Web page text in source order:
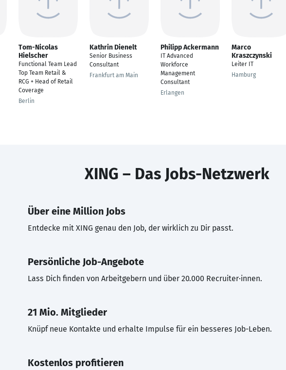
Tom-Nicolas
Hielscher
Functional Team Lead
Top Team Retail &
RCG + Head of Retail
Coverage
Berlin
Kathrin Dienelt
Senior Business
Consultant
Frankfurt am Main
Philipp Ackermann
IT Advanced
Workforce
Management
Consultant
Erlangen
Marco
Kraszczynski
Leiter IT
Hamburg
XING – Das Jobs-Netzwerk
Über eine Million Jobs
Entdecke mit XING genau den Job, der wirklich zu Dir passt.
Persönliche Job-Angebote
Lass Dich finden von Arbeitgebern und über 20.000 Recruiter·innen.
21 Mio. Mitglieder
Knüpf neue Kontakte und erhalte Impulse für ein besseres Job-Leben.
Kostenlos profitieren